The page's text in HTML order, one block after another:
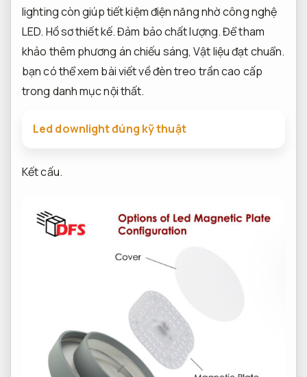
lighting còn giúp tiết kiệm điện năng nhờ công nghệ
LED. Hồ sơ thiết kế.Đảm bảo chất lượng.Để tham
khảo thêm phương án chiếu sáng,Vật liệu đạt chuẩn.
bạn có thể xem bài viết về đèn treo trần cao cấp
trong danh mục nội thất.
Led downlight đúng kỹ thuật
Kết cấu.